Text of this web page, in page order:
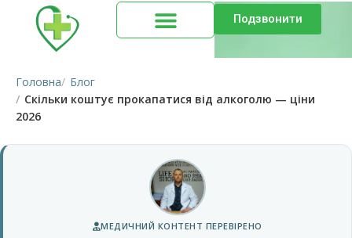
Подзвонити
Головна
Блог
Скільки коштує прокапатися від алкоголю — ціни
2026
МЕДИЧНИЙ КОНТЕНТ ПЕРЕВІРЕНО